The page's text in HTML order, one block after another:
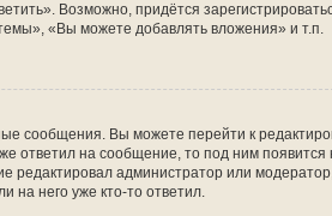
Возможно, придётся
«Вы можете добавлять вложения» и т.п.
сообщения. Вы можете перейти к
ответил на сообщение, то под ним
редактировал администратор или
на него уже кто-то ответил.